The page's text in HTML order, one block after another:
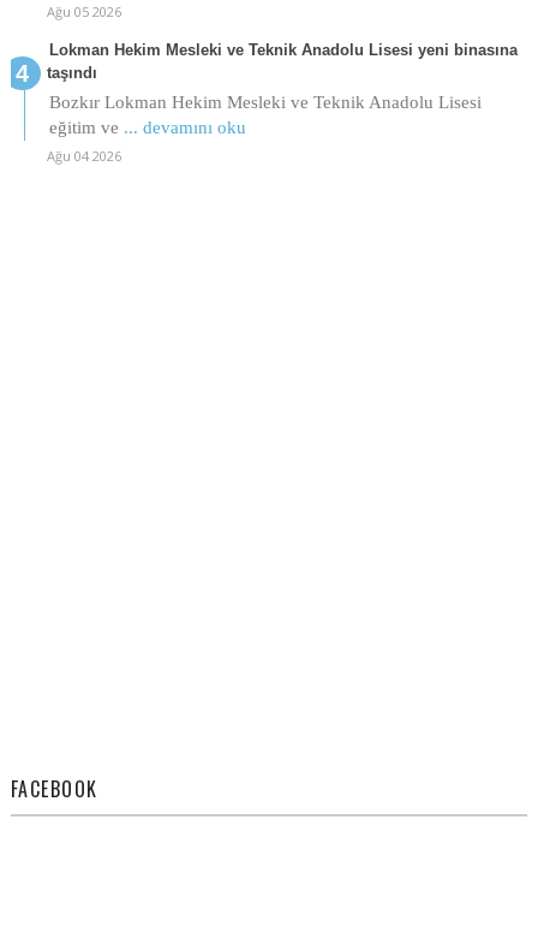
Ağu 05 2026
Lokman Hekim Mesleki ve Teknik Anadolu Lisesi yeni binasına
taşındı
Bozkır Lokman Hekim Mesleki ve Teknik Anadolu Lisesi
eğitim ve ... devamını oku
Ağu 04 2026
FACEBOOK